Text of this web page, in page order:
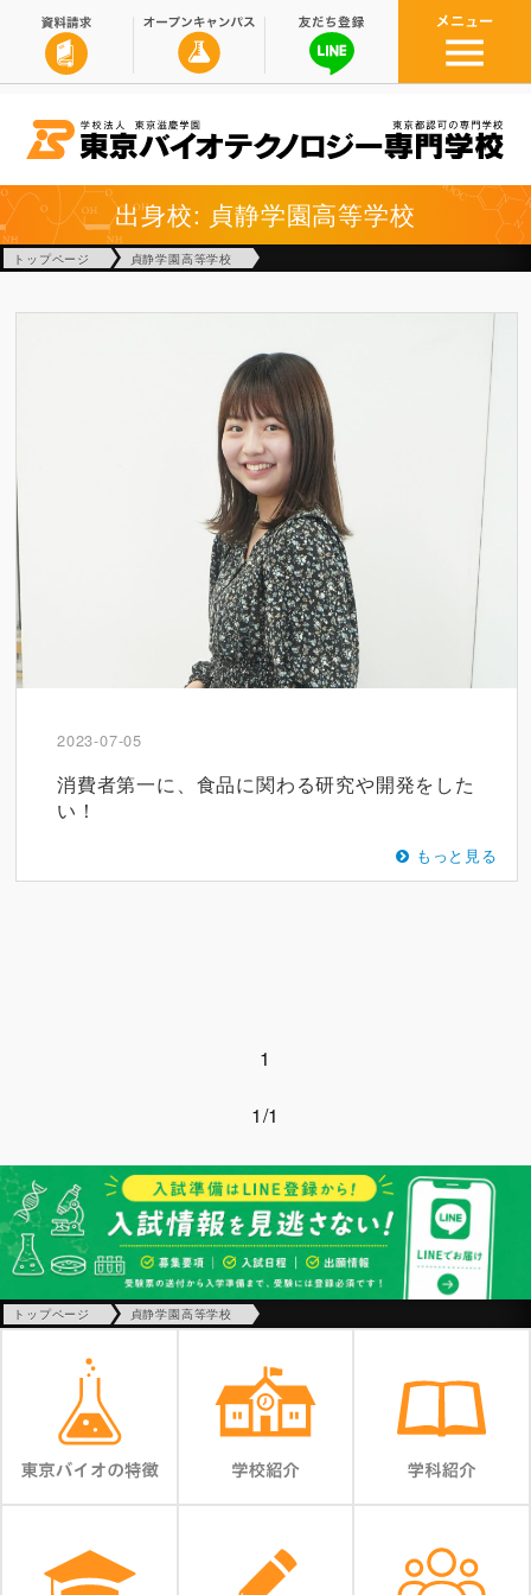
出身校: 貞静学園高等学校
トップページ 貞静学園高等学校
2023-07-05
消費者第一に、食品に関わる研究や開発をした
い！
もっと見る
1
1/1
トップページ 貞静学園高等学校